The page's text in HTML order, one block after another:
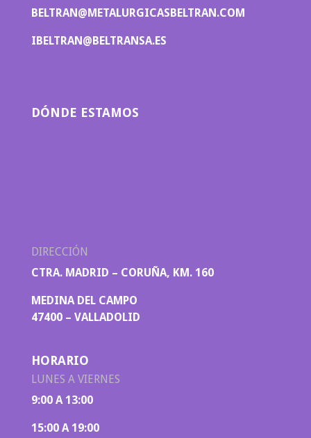
BELTRAN@METALURGICASBELTRAN.COM
IBELTRAN@BELTRANSA.ES
DÓNDE ESTAMOS
DIRECCIÓN
CTRA. MADRID – CORUÑA, KM. 160
MEDINA DEL CAMPO
47400 – VALLADOLID
HORARIO
LUNES A VIERNES
9:00 A 13:00
15:00 A 19:00